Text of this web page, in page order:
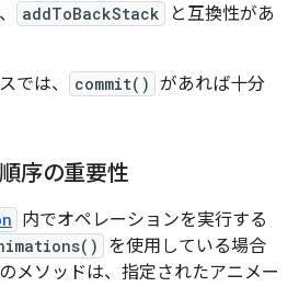
addToBackStack
と互換性があ
では、
commit() があれば十分
序の重要性
内でオペレーションを実行する
を使用している場合
メソッドは、指定されたアニメー